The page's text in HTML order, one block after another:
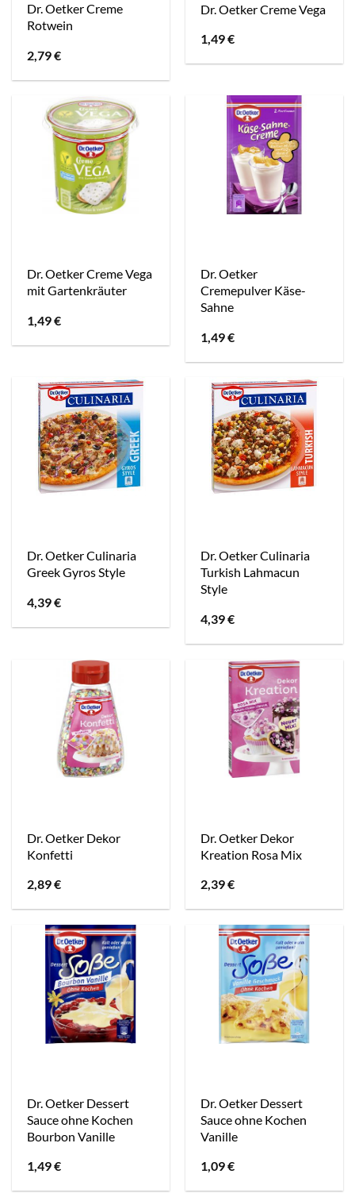
Dr. Oetker Creme
Rotwein
2,79€
Dr. Oetker Creme Vega
1,49€
Dr. Oetker Creme Vega
mit Gartenkräuter
1,49€
Dr. Oetker
Cremepulver Käse-
Sahne
1,49€
Dr. Oetker Culinaria
Greek Gyros Style
4,39€
Dr. Oetker Culinaria
Turkish Lahmacun
Style
4,39€
Dr. Oetker Dekor
Konfetti
2,89€
Dr. Oetker Dekor
Kreation Rosa Mix
2,39€
Dr. Oetker Dessert
Sauce ohne Kochen
Bourbon Vanille
1,49€
Dr. Oetker Dessert
Sauce ohne Kochen
Vanille
1,09€